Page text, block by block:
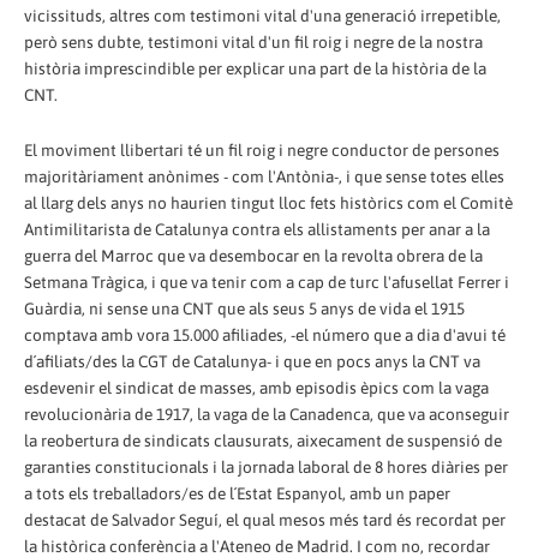
vicissituds, altres com testimoni vital d'una generació irrepetible,
però sens dubte, testimoni vital d'un fil roig i negre de la nostra
història imprescindible per explicar una part de la història de la
CNT.
El moviment llibertari té un fil roig i negre conductor de persones
majoritàriament anònimes - com l'Antònia-, i que sense totes elles
al llarg dels anys no haurien tingut lloc fets històrics com el Comitè
Antimilitarista de Catalunya contra els allistaments per anar a la
guerra del Marroc que va desembocar en la revolta obrera de la
Setmana Tràgica, i que va tenir com a cap de turc l'afusellat Ferrer i
Guàrdia, ni sense una CNT que als seus 5 anys de vida el 1915
comptava amb vora 15.000 afiliades, -el número que a dia d'avui té
d´afiliats/des la CGT de Catalunya- i que en pocs anys la CNT va
esdevenir el sindicat de masses, amb episodis èpics com la vaga
revolucionària de 1917, la vaga de la Canadenca, que va aconseguir
la reobertura de sindicats clausurats, aixecament de suspensió de
garanties constitucionals i la jornada laboral de 8 hores diàries per
a tots els treballadors/es de l´Estat Espanyol, amb un paper
destacat de Salvador Seguí, el qual mesos més tard és recordat per
la històrica conferència a l'Ateneo de Madrid. I com no, recordar